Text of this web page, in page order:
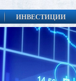
ИНВЕСТИЦИИ